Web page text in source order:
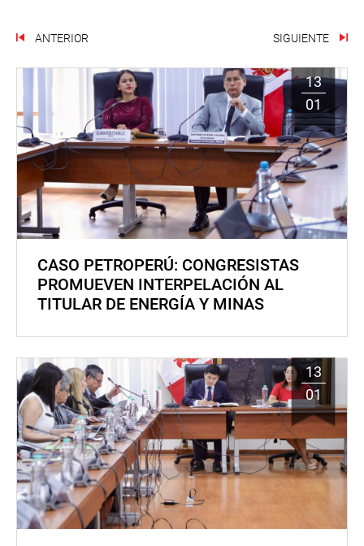
ANTERIOR SIGUIENTE
13
01
CASO PETROPERÚ: CONGRESISTAS
PROMUEVEN INTERPELACIÓN AL
TITULAR DE ENERGÍA Y MINAS
13
01